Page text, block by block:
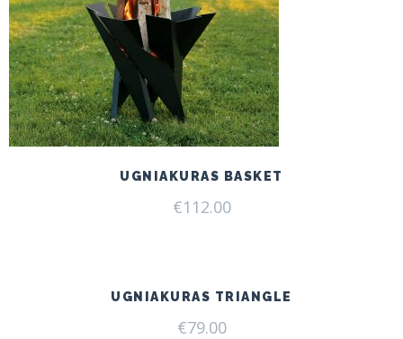
UGNIAKURAS BASKET
€112.00
UGNIAKURAS TRIANGLE
€79.00